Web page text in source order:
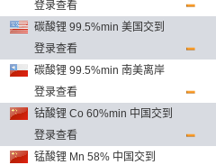
登录查看
碳酸锂 99.5%min 美国交到
登录查看
碳酸锂 99.5%min 南美离岸
登录查看
钴酸锂 Co 60%min 中国交到
登录查看
锰酸锂 Mn 58% 中国交到